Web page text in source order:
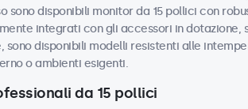
sono disponibili monitor da 15 pollici con
integrati con gli accessori in dotazione,
disponibili modelli resistenti alle
o ambienti esigenti.
da 15 pollici